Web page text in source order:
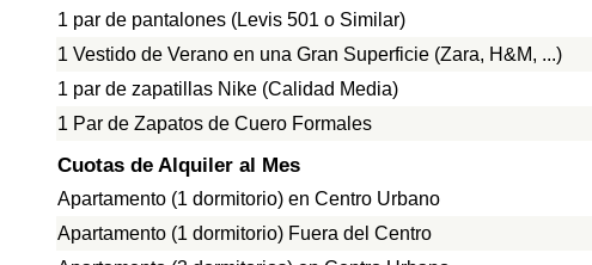
1 par de pantalones (Levis 501 o Similar)
1 Vestido de Verano en una Gran Superficie (Zara, H&M, ...)
1 par de zapatillas Nike (Calidad Media)
1 Par de Zapatos de Cuero Formales
Cuotas de Alquiler al Mes
Apartamento (1 dormitorio) en Centro Urbano
Apartamento (1 dormitorio) Fuera del Centro